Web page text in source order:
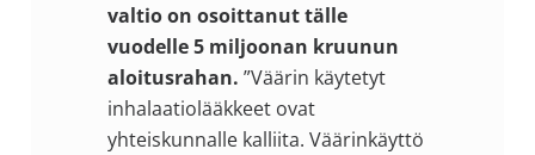
valtio on osoittanut tälle
vuodelle 5 miljoonan kruunun
aloitusrahan. ”Väärin käytetyt
inhalaatiolääkkeet ovat
yhteiskunnalle kalliita. Väärinkäyttö